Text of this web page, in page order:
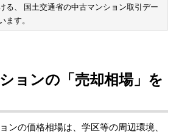
る、 国土交通省の中古マンション取引デー
す。
ョンの「売却相場」を
ンの価格相場は、学区等の周辺環境、